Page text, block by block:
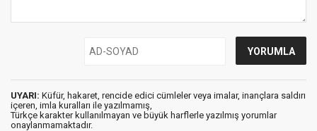
UYARI: Küfür, hakaret, rencide edici cümleler veya imalar, inançlara saldırı
içeren, imla kuralları ile yazılmamış,
Türkçe karakter kullanılmayan ve büyük harflerle yazılmış yorumlar
onaylanmamaktadır.